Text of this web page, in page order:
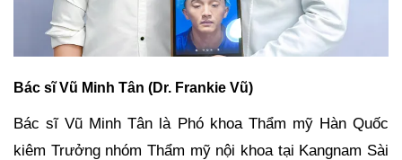
Bác sĩ Vũ Minh Tân (Dr. Frankie Vũ)
Bác sĩ Vũ Minh Tân là Phó khoa Thẩm mỹ Hàn Quốc
kiêm Trưởng nhóm Thẩm mỹ nội khoa tại Kangnam Sài